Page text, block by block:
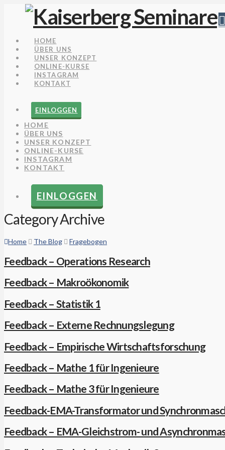
HOME
ÜBER UNS
UNSER KONZEPT
ONLINE-KURSE
INSTAGRAM
KONTAKT
EINLOGGEN
HOME
ÜBER UNS
UNSER KONZEPT
ONLINE-KURSE
INSTAGRAM
KONTAKT
EINLOGGEN
Category Archive
Home The Blog Fragebogen
Feedback – Operations Research
Feedback – Makroökonomik
Feedback – Statistik 1
Feedback – Externe Rechnungslegung
Feedback – Empirische Wirtschaftsforschung
Feedback – Mathe 1 für Ingenieure
Feedback – Mathe 3 für Ingenieure
Feedback-EMA-Transformator und
Feedback – EMA-Gleichstrom- und